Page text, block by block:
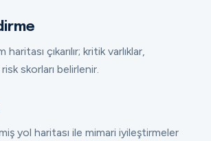
çıkarılır; kritik varlıklar,
risk skorları belirlenir.
yol haritası ile mimari iyileştirmeler